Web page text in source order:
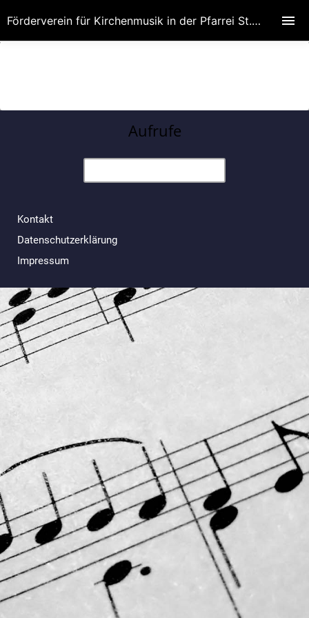
Aufrufe
Kontakt
Datenschutzerklärung
Impressum
Förderverein für Kirchenmusik in der Pfarrei St. Wenzeslaus